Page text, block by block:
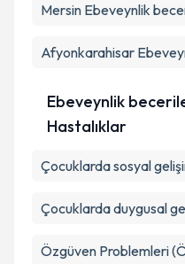
Mersin Ebeveynlik
Afyonkarahisar
Ebeveynlik
Hastalıklar
Çocuklarda sosyal
Çocuklarda duygusal
Özgüven Problemleri